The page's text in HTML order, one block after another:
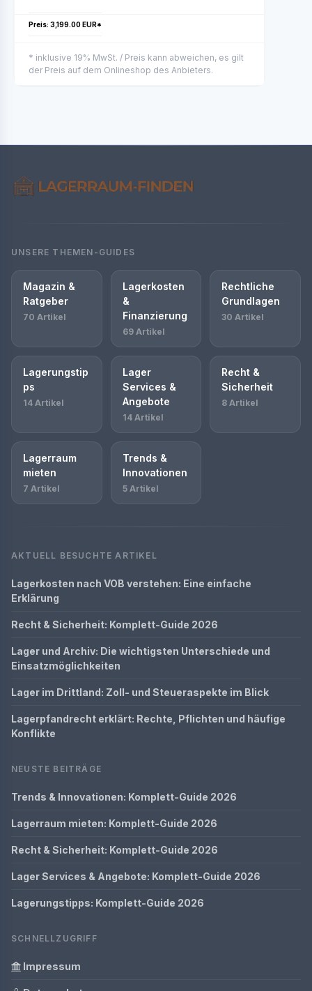
Preis: 3,199.00 EUR*
* inklusive 19% MwSt. / Preis kann abweichen, es gilt
der Preis auf dem Onlineshop des Anbieters.
UNSERE THEMEN-GUIDES
Magazin &
Ratgeber
70 Artikel
Lagerkosten
&
Finanzierung
69 Artikel
Rechtliche
Grundlagen
30 Artikel
Lagerungstip
ps
14 Artikel
Lager
Services &
Angebote
14 Artikel
Recht &
Sicherheit
8 Artikel
Lagerraum
mieten
7 Artikel
Trends &
Innovationen
5 Artikel
AKTUELL BESUCHTE ARTIKEL
Lagerkosten nach VOB verstehen: Eine einfache
Erklärung
Recht & Sicherheit: Komplett-Guide 2026
Lager und Archiv: Die wichtigsten Unterschiede und
Einsatzmöglichkeiten
Lager im Drittland: Zoll- und Steueraspekte im Blick
Lagerpfandrecht erklärt: Rechte, Pflichten und häufige
Konflikte
NEUSTE BEITRÄGE
Trends & Innovationen: Komplett-Guide 2026
Lagerraum mieten: Komplett-Guide 2026
Recht & Sicherheit: Komplett-Guide 2026
Lager Services & Angebote: Komplett-Guide 2026
Lagerungstipps: Komplett-Guide 2026
SCHNELLZUGRIFF
Impressum